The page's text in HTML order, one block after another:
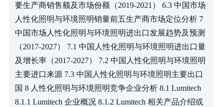
要生产商销售额及市场份额（2019-2021） 6.3 中国市场
人性化照明与环境照明销量前五生产商市场定位分析 7
中国市场人性化照明与环境照明进出口发展趋势及预测
（2017-2027） 7.1 中国人性化照明与环境照明进出口量
及增长率（2017-2027） 7.2 中国人性化照明与环境照明
主要进口来源 7.3 中国人性化照明与环境照明主要出口
国 8 人性化照明与环境照明竞争企业分析 8.1 Lumitech
8.1.1 Lumitech 企业概况 8.1.2 Lumitech 相关产品介绍或